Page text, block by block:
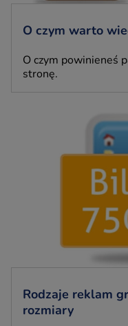
O czym warto
O czym powinieneś
stronę.
Rodzaje reklam
rozmiary